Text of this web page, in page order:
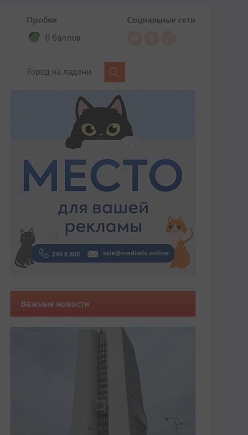
Пробки
0 баллов
Социальные сети
Город на ладони
Важные новости